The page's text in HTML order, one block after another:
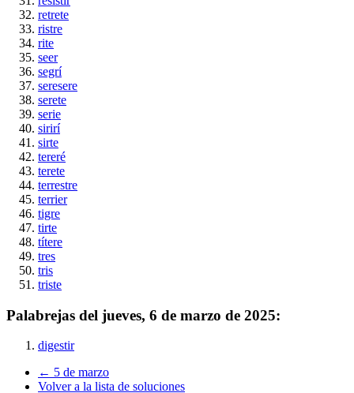
retrete
ristre
rite
seer
segrí
seresere
serete
serie
sirirí
sirte
tereré
terete
terrestre
terrier
tigre
tirte
títere
tres
tris
triste
Palabrejas del jueves, 6 de marzo de 2025:
digestir
← 5 de marzo
Volver a la lista de soluciones